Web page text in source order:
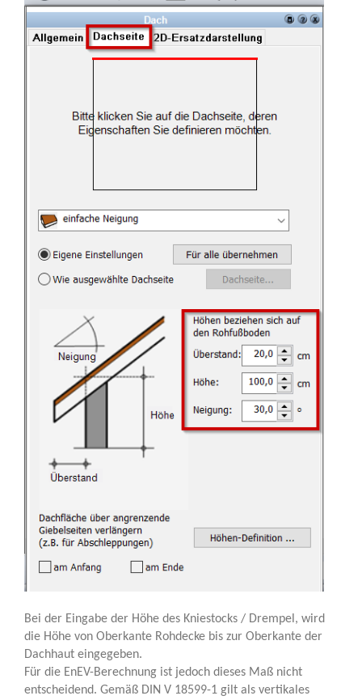
Bei der Eingabe der Höhe des Kniestocks / Drempel, wird
die Höhe von Oberkante Rohdecke bis zur Oberkante der
Dachhaut eingegeben.
Für die EnEV-Berechnung ist jedoch dieses Maß nicht
entscheidend. Gemäß DIN V 18599-1 gilt als vertikales